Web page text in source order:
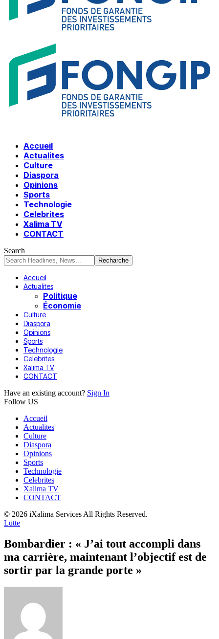
Accueil
Actualites
Culture
Diaspora
Opinions
Sports
Technologie
Celebrites
Xalima TV
CONTACT
Search
Accueil
Actualites
Politique
Économie
Culture
Diaspora
Opinions
Sports
Technologie
Celebrites
Xalima TV
CONTACT
Have an existing account? Sign In
Follow US
Accueil
Actualites
Culture
Diaspora
Opinions
Sports
Technologie
Celebrites
Xalima TV
CONTACT
© 2026 iXalima Services All Rights Reserved.
Lutte
Bombardier : « J’ai tout accompli dans
ma carrière, maintenant l’objectif est de
sortir par la grande porte »